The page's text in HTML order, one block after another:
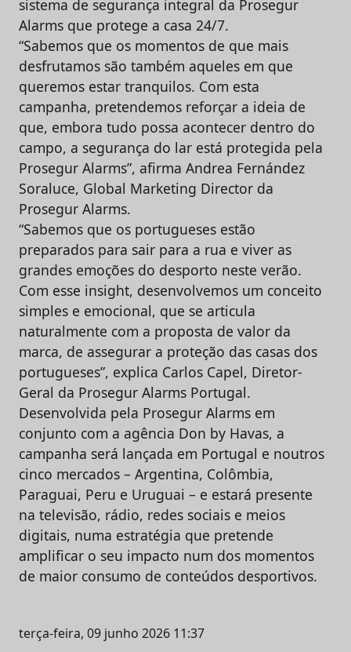
sistema de segurança integral da Prosegur
Alarms que protege a casa 24/7.
“Sabemos que os momentos de que mais
desfrutamos são também aqueles em que
queremos estar tranquilos. Com esta
campanha, pretendemos reforçar a ideia de
que, embora tudo possa acontecer dentro do
campo, a segurança do lar está protegida pela
Prosegur Alarms”, afirma Andrea Fernández
Soraluce, Global Marketing Director da
Prosegur Alarms.
“Sabemos que os portugueses estão
preparados para sair para a rua e viver as
grandes emoções do desporto neste verão.
Com esse insight, desenvolvemos um conceito
simples e emocional, que se articula
naturalmente com a proposta de valor da
marca, de assegurar a proteção das casas dos
portugueses”, explica Carlos Capel, Diretor-
Geral da Prosegur Alarms Portugal.
Desenvolvida pela Prosegur Alarms em
conjunto com a agência Don by Havas, a
campanha será lançada em Portugal e noutros
cinco mercados – Argentina, Colômbia,
Paraguai, Peru e Uruguai – e estará presente
na televisão, rádio, redes sociais e meios
digitais, numa estratégia que pretende
amplificar o seu impacto num dos momentos
de maior consumo de conteúdos desportivos.
terça-feira, 09 junho 2026 11:37